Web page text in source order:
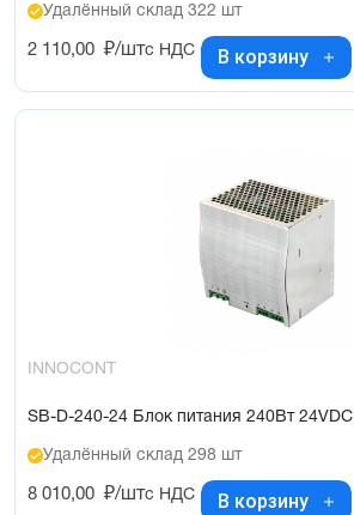
Удалённый склад 322 шт
2 110,00 ₽/штс НДС В корзину
INNOCONT
SB-D-240-24 Блок питания 240Вт 24VDC
Удалённый склад 298 шт
8 010,00 ₽/штс НДС В корзину